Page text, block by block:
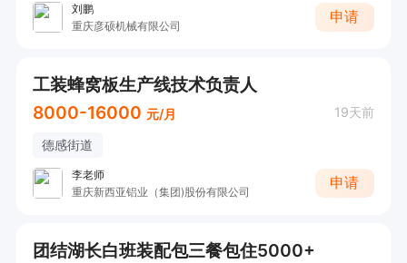
刘鹏
重庆彦硕机械有限公司
申请
工装蜂窝板生产线技术负责人
8000-16000 元/月 19天前
德感街道
李老师
重庆新西亚铝业（集团)股份有限公司
申请
团结湖长白班装配包三餐包住5000+